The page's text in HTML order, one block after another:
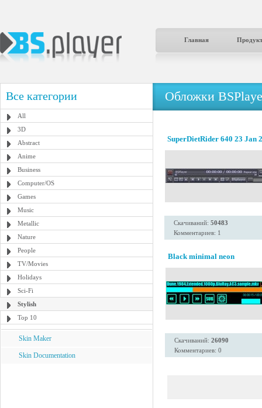
Главная
Все категории
All
3D
Abstract
Anime
Business
Computer/OS
Games
Music
Metallic
Nature
People
TV/Movies
Holidays
Sci-Fi
Stylish
Top 10
Skin Maker
Skin Documentation
Обложки
SuperDietRider 640 23 Jan
Скачиваний: 50483
Комментариев: 1
Black minimal neon
Скачиваний: 26090
Комментариев: 0